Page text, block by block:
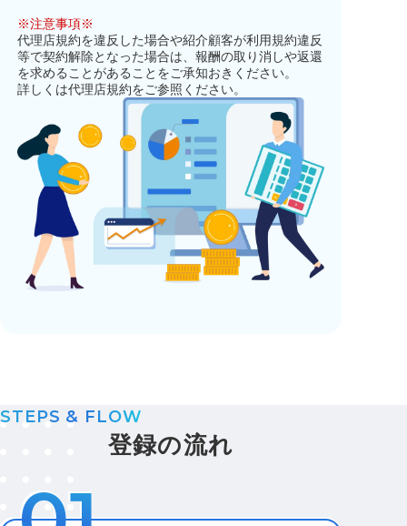
※注意事項※
代理店規約を違反した場合や紹介顧客が利用規約違反
等で契約解除となった場合は、報酬の取り消しや返還
を求めることがあることをご承知おきください。
詳しくは代理店規約をご参照ください。
STEPS & FLOW
登録の流れ